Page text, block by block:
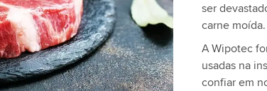
ser
carne moída.
A Wipotec
usadas na
confiar em